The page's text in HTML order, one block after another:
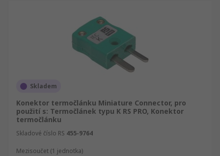
Skladem
Konektor termočlánku Miniature Connector, pro
použití s: Termočlánek typu K RS PRO, Konektor
termočlánku
Skladové číslo RS 455-9764
Mezisoučet (1 jednotka)